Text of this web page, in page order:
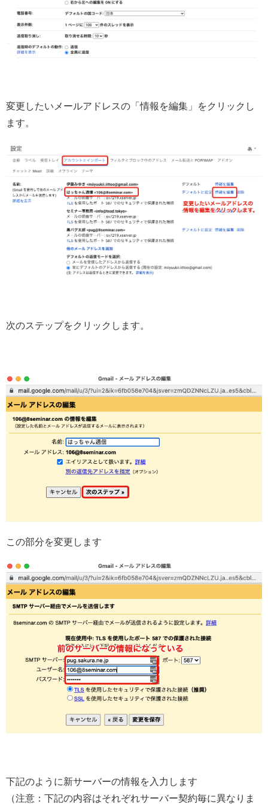
変更したいメールアドレスの「情報を編集」をクリックし
ます。
次のステップをクリックします。
この部分を変更します
下記のように新サーバーの情報を入力します
（注意：下記の内容はそれぞれサーバー契約毎に異なりま